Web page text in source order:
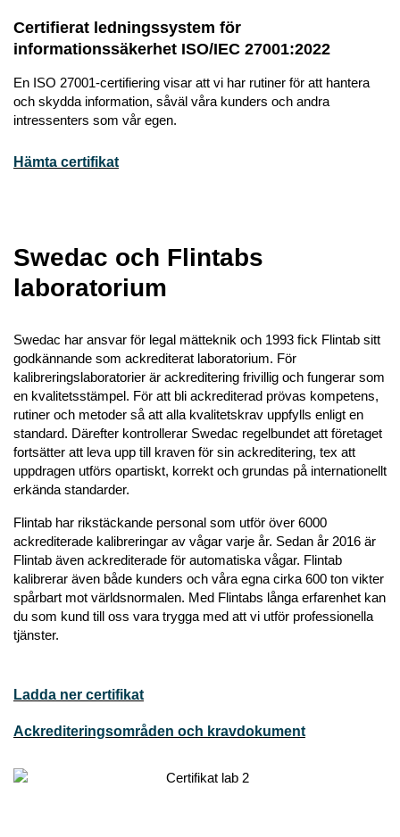
Certifierat ledningssystem för
informationssäkerhet ISO/IEC 27001:2022
En ISO 27001-certifiering visar att vi har rutiner för att hantera
och skydda information, såväl våra kunders och andra
intressenters som vår egen.
Hämta certifikat
Swedac och Flintabs
laboratorium
Swedac har ansvar för legal mätteknik och 1993 fick Flintab sitt
godkännande som ackrediterat laboratorium. För
kalibreringslaboratorier är ackreditering frivillig och fungerar som
en kvalitetsstämpel. För att bli ackrediterad prövas kompetens,
rutiner och metoder så att alla kvalitetskrav uppfylls enligt en
standard. Därefter kontrollerar Swedac regelbundet att företaget
fortsätter att leva upp till kraven för sin ackreditering, tex att
uppdragen utförs opartiskt, korrekt och grundas på internationellt
erkända standarder.
Flintab har rikstäckande personal som utför över 6000
ackrediterade kalibreringar av vågar varje år. Sedan år 2016 är
Flintab även ackrediterade för automatiska vågar. Flintab
kalibrerar även både kunders och våra egna cirka 600 ton vikter
spårbart mot världsnormalen. Med Flintabs långa erfarenhet kan
du som kund till oss vara trygga med att vi utför professionella
tjänster.
Ladda ner certifikat
Ackrediteringsområden och kravdokument